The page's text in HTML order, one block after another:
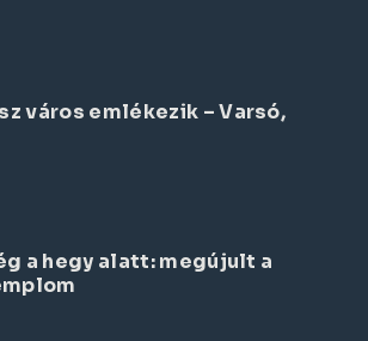
város emlékezik – Varsó,
a hegy alatt: megújult a